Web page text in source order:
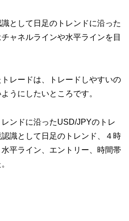
として日足のトレンドに沿った
ャネルラインや水平ラインを目
レードは、トレードしやすいの
うにしたいところです。
ンドに沿ったUSD/JPYのトレ
識として日足のトレンド、４時
平ライン、エントリー、時間帯